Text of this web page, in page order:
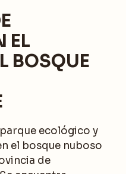
EL
BOSQUE
ecológico y
el bosque nuboso
de